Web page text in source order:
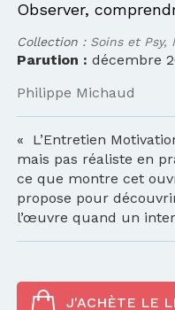
Observer,
Collection : Soins et Psy,
Parution :décembre
Philippe Michaud
« L’Entretien
mais pas réaliste en
ce que montre cet
propose pour
l’œuvre quand un
J'ACHÈTE LE